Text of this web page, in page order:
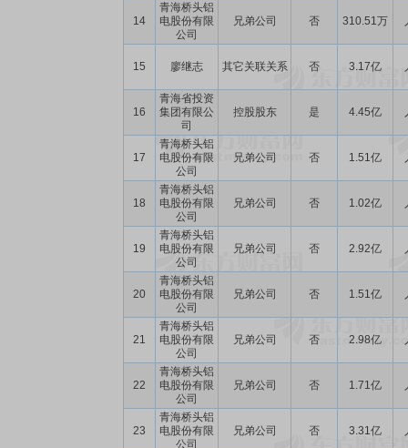
14
青海桥头铝
电股份有限
公司
兄弟公司 否 310.51万
15 廖继志 其它关联关系 否 3.17亿
16
青海省投资
集团有限公
司
控股股东 是 4.45亿
17
青海桥头铝
电股份有限
公司
兄弟公司 否 1.51亿
18
青海桥头铝
电股份有限
公司
兄弟公司 否 1.02亿
19
青海桥头铝
电股份有限
公司
兄弟公司 否 2.92亿
20
青海桥头铝
电股份有限
公司
兄弟公司 否 1.51亿
21
青海桥头铝
电股份有限
公司
兄弟公司 否 2.98亿
22
青海桥头铝
电股份有限
公司
兄弟公司 否 1.71亿
23
青海桥头铝
电股份有限
公司
兄弟公司 否 3.31亿